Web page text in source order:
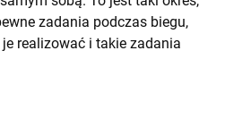
zadania podczas biegu,
realizować i takie zadania